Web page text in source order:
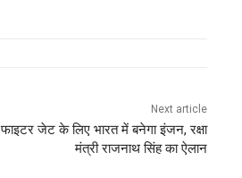
Next article
जेट के लिए भारत में बनेगा इंजन, रक्षा
मंत्री राजनाथ सिंह का ऐलान